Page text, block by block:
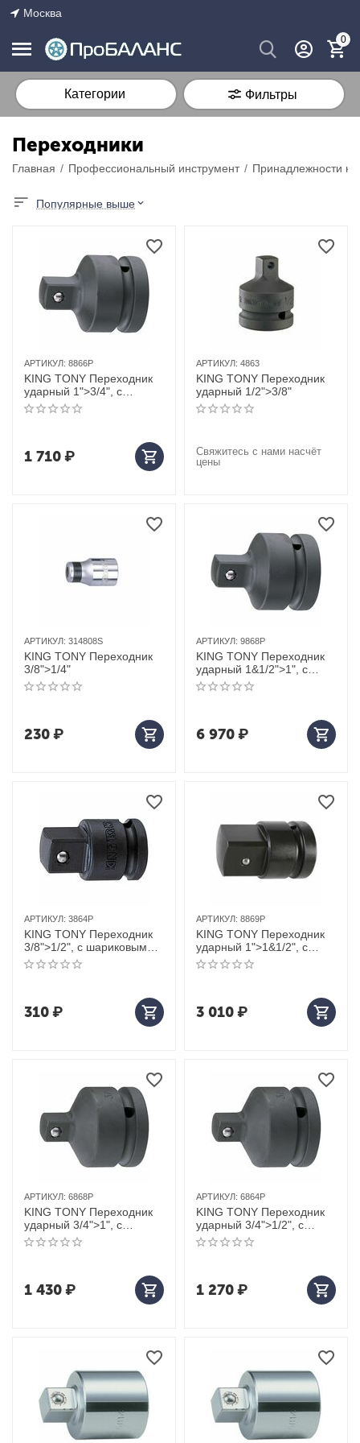
Москва
0
Категории Фильтры
Переходники
Главная / Профессиональный инструмент / Принадлежности к
Популярные выше
АРТИКУЛ: 8866P
KING TONY Переходник
ударный 1">3/4", с
шариковым фиксатором
1 710₽
АРТИКУЛ: 4863
KING TONY Переходник
ударный 1/2">3/8"
Свяжитесь с нами насчёт
цены
АРТИКУЛ: 314808S
KING TONY Переходник
3/8">1/4"
230₽
АРТИКУЛ: 9868P
KING TONY Переходник
ударный 1&1/2">1", с
шариковым фиксатором
6 970₽
АРТИКУЛ: 3864P
KING TONY Переходник
3/8">1/2", с шариковым
фиксатором
310₽
АРТИКУЛ: 8869P
KING TONY Переходник
ударный 1">1&1/2", с
шариковым фиксатором
3 010₽
АРТИКУЛ: 6868P
KING TONY Переходник
ударный 3/4">1", с
шариковым фиксатором
1 430₽
АРТИКУЛ: 6864P
KING TONY Переходник
ударный 3/4">1/2", с
шариковым фиксатором
1 270₽